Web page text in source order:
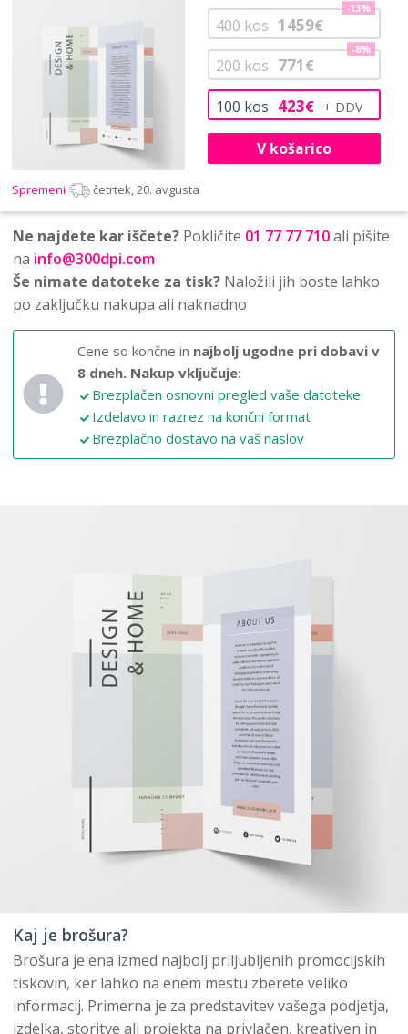
100 kos 423€
200 kos 771€
-8%
400 kos 1459€
-13%
V košarico
Spremeni četrtek, 20. avgusta
Ne najdete kar iščete? Pokličite 01 77 77 710ali pišite
na info@300dpi.com
Še nimate datoteke za tisk? Naložili jih boste lahko
po zaključku nakupa ali naknadno
Cene so končne in najbolj ugodne pri dobavi v
8 dneh. Nakup vključuje:
Brezplačen osnovni pregled vaše datoteke
Izdelavo in razrez na končni format
Brezplačno dostavo na vaš naslov
Kaj je brošura?
Brošura je ena izmed najbolj priljubljenih promocijskih
tiskovin, ker lahko na enem mestu zberete veliko
informacij. Primerna je za predstavitev vašega podjetja,
izdelka, storitve ali projekta na privlačen, kreativen in